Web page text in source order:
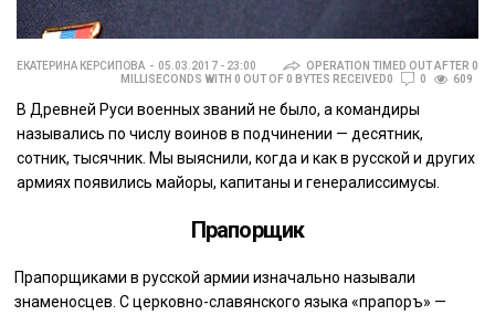
ЕКАТЕРИНА КЕРСИПОВА 05.03.2017 - 23:00
OPERATION TIMED OUT AFTER 0
MILLISECONDS WITH 0 OUT OF 0 BYTES RECEIVED0
0 609
В Древней Руси военных званий не было, а командиры
назывались по числу воинов в подчинении — десятник,
сотник, тысячник. Мы выяснили, когда и как в русской и других
армиях появились майоры, капитаны и генералиссимусы.
Прапорщик
Прапорщиками в русской армии изначально называли
знаменосцев. С церковно-славянского языка «прапоръ» —